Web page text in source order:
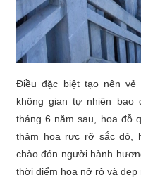
Điều đặc biệt tạo nên
không gian tự nhiên bao
tháng 6 năm sau, hoa đỗ
thảm hoa rực rỡ sắc đỏ,
chào đón người hành
thời điểm hoa nở rộ và